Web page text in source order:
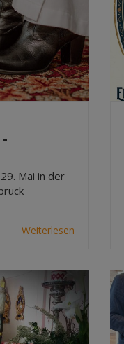
Mai in der
Weiterlesen